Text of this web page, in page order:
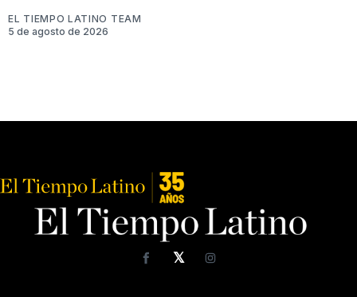
EL TIEMPO LATINO TEAM
5 de agosto de 2026
𝕏
FacebookInstagram